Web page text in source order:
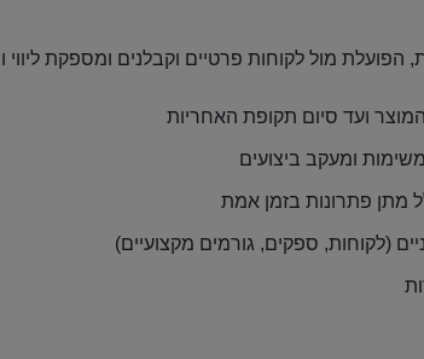
מול לקוחות פרטיים וקבלנים ומספקת
ועד סיום תקופת האחריות
מתן פתרונות בזמן אמת
(לקוחות, ספקים, גורמים מקצועיים)